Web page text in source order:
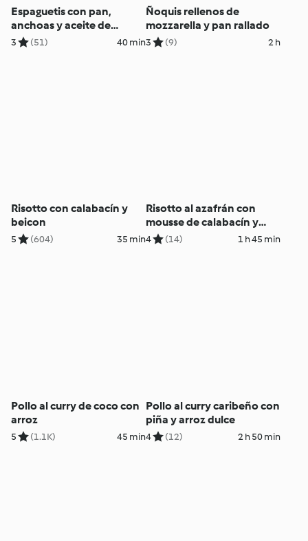
Espaguetis con pan,
anchoas y aceite de
cayena
3 (51) 40 min
Ñoquis rellenos de
mozzarella y pan rallado
3 (9) 2 h
Risotto con calabacín y
beicon
5 (604) 35 min
Risotto al azafrán con
mousse de calabacín y
crujiente de beicon
4 (14) 1 h 45 min
Pollo al curry de coco con
arroz
5 (1.1K) 45 min
Pollo al curry caribeño con
piña y arroz dulce
4 (12) 2 h 50 min